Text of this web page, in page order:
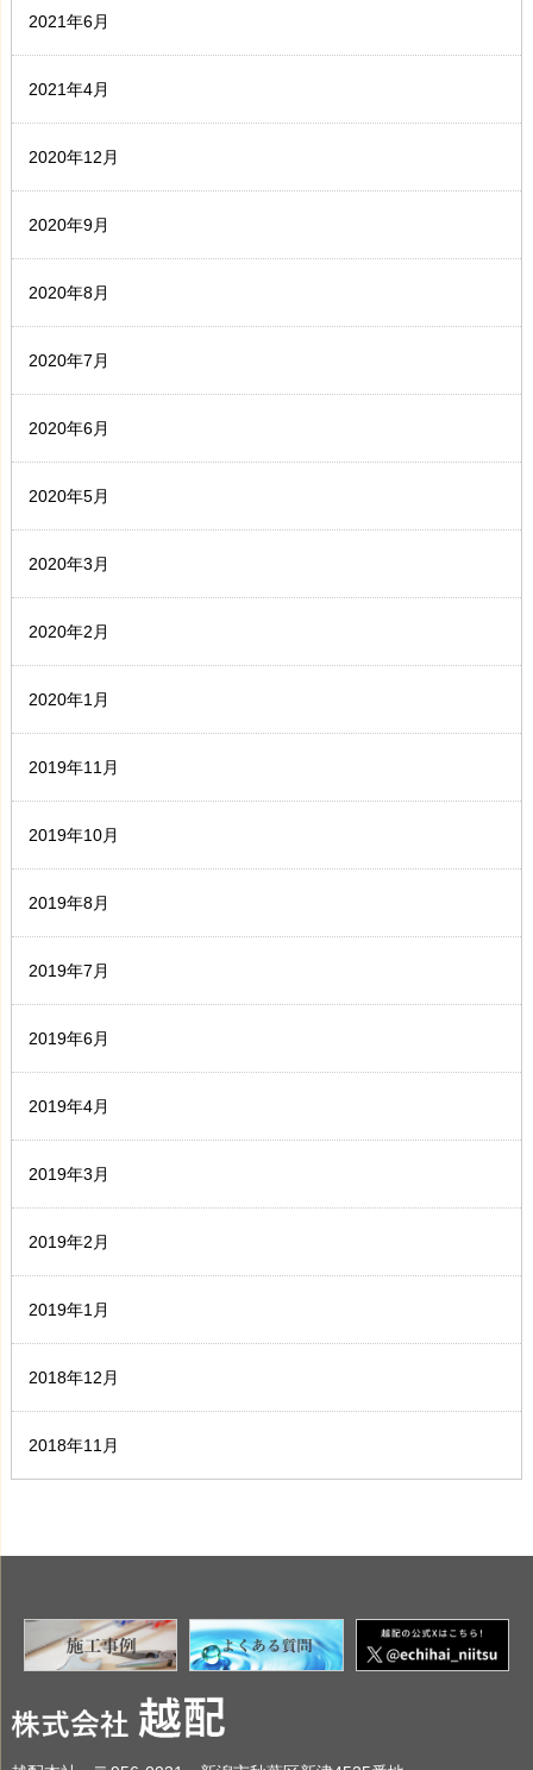
2021年6月
2021年4月
2020年12月
2020年9月
2020年8月
2020年7月
2020年6月
2020年5月
2020年3月
2020年2月
2020年1月
2019年11月
2019年10月
2019年8月
2019年7月
2019年6月
2019年4月
2019年3月
2019年2月
2019年1月
2018年12月
2018年11月